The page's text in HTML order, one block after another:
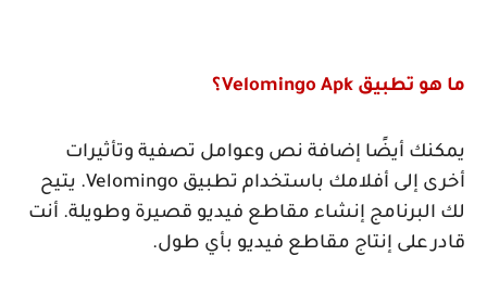
ما هو تطبيق Velomingo Apk؟
يمكنك أيضًا إضافة نص وعوامل تصفية وتأثيرات
أخرى إلى أفلامك باستخدام تطبيق Velomingo. يتيح
لك البرنامج إنشاء مقاطع فيديو قصيرة وطويلة. أنت
قادر على إنتاج مقاطع فيديو بأي طول.